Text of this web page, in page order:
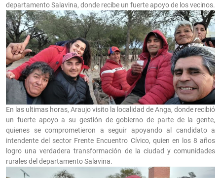
departamento Salavina, donde recibe un fuerte apoyo de los vecinos.
En las ultimas horas, Araujo visito la localidad de Anga, donde recibió
un fuerte apoyo a su gestión de gobierno de parte de la gente,
quienes se comprometieron a seguir apoyando al candidato a
intendente del sector Frente Encuentro Cívico, quien en los 8 años
logro una verdadera transformación de la ciudad y comunidades
rurales del departamento Salavina.